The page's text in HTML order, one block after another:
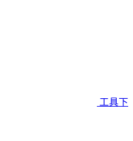
工具下